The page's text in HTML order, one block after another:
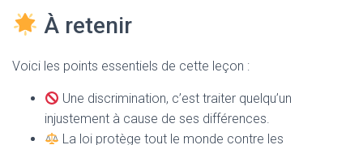
À retenir
Voici les points essentiels de cette leçon :
Une discrimination, c’est traiter quelqu’un
injustement à cause de ses différences.
La loi protège tout le monde contre les